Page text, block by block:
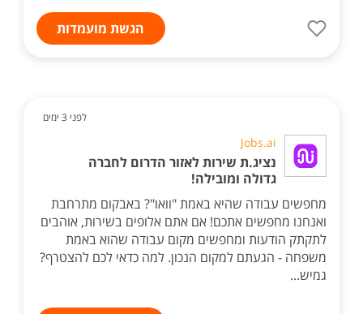
הגשת מועמדות
לפני 3 ימים
Jobs.ai
נציג.ת שירות לאזור הדרום לחברה
גדולה ומובילה!
מחפשים עבודה שהיא באמת "וואו"? באבקום מתרחבת
ואנחנו מחפשים אתכם! אם אתם אלופים בשירות, אוהבים
לתקתק הודעות ומחפשים מקום עבודה שהוא באמת
משפחה - הגעתם למקום הנכון. למה כדאי לכם להצטרף?
גמיש...